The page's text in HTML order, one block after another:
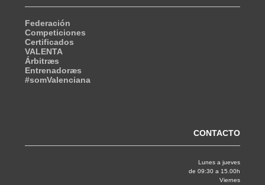
Federación
Competiciones
Certificados
VALENTA
Árbitræs
Entrenadoræs
#somValenciana
CONTACTO
Lunes a jueves
de 09:30 a 15.00h
Viernes